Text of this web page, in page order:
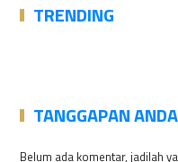
TRENDING
TANGGAPAN ANDA
Belum ada komentar, jadilah